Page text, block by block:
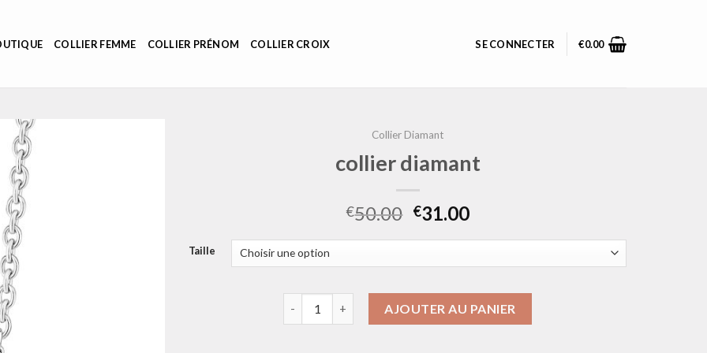
COLLIER FEMME COLLIER PRÉNOM COLLIER CROIX SE CONNECTER €0.00
Collier Diamant
collier diamant
€50.00 €31.00
Taille
AJOUTER AU PANIER